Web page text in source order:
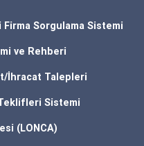
Sorgulama Sistemi
ve Rehberi
İhracat Talepleri
Sistemi
(LONCA)